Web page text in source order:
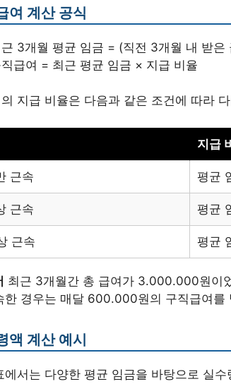
여 계산 공식
3개월 평균 임금 = (직전 3개월 내 받은
급여 = 최근 평균 임금 × 지급 비율
지급 비율은 다음과 같은 조건에 따라
지급
근속 평균
근속 평균
근속 평균
최근 3개월간 총 급여가 3.000.000원이
한 경우는 매달 600.000원의 구직급여를
액 계산 예시
에서는 다양한 평균 임금을 바탕으로 실